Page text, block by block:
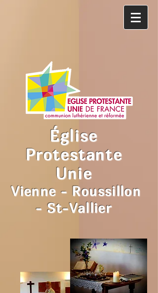
Église
Protestante
Unie
Vienne - Roussillon
- St-Vallier